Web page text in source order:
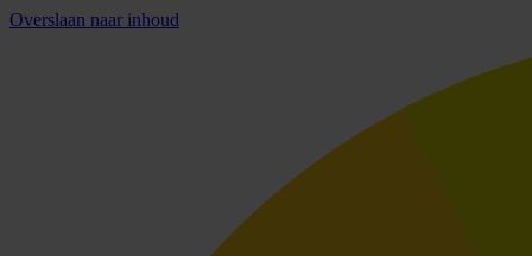
Overslaan naar inhoud